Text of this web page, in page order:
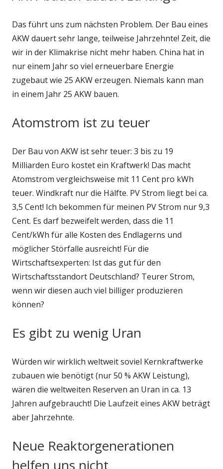
Das führt uns zum nächsten Problem. Der Bau eines
AKW dauert sehr lange, teilweise Jahrzehnte! Zeit, die
wir in der Klimakrise nicht mehr haben. China hat in
nur einem Jahr so viel erneuerbare Energie
zugebaut wie 25 AKW erzeugen. Niemals kann man
in einem Jahr 25 AKW bauen.
Atomstrom ist zu teuer
Der Bau von AKW ist sehr teuer: 3 bis zu 19
Milliarden Euro kostet ein Kraftwerk! Das macht
Atomstrom vergleichsweise mit 11 Cent pro kWh
teuer. Windkraft nur die Hälfte. PV Strom liegt bei ca.
3,5 Cent! Ich bekommen für meinen PV Strom nur 9,3
Cent. Es darf bezweifelt werden, dass die 11
Cent/kWh für alle Kosten des Endlagerns und
möglicher Störfalle ausreicht! Für die
Wirtschaftsexperten: Ist das gut für den
Wirtschaftsstandort Deutschland? Teurer Strom,
wenn wir diesen auch viel billiger produzieren
können?
Es gibt zu wenig Uran
Würden wir wirklich weltweit soviel Kernkraftwerke
zubauen wie benötigt (nur 50 % AKW Leistung),
wären die weltweiten Reserven an Uran in ca. 13
Jahren aufgebraucht! Die Laufzeit eines AKW beträgt
aber Jahrzehnte.
Neue Reaktorgenerationen
helfen uns nicht